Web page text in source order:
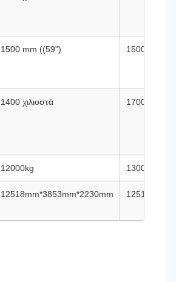
1500 mm ((59") 1500 mm
1400 χιλιοστά 1700
12000kg 13000kg
12518mm*3853mm*2230mm